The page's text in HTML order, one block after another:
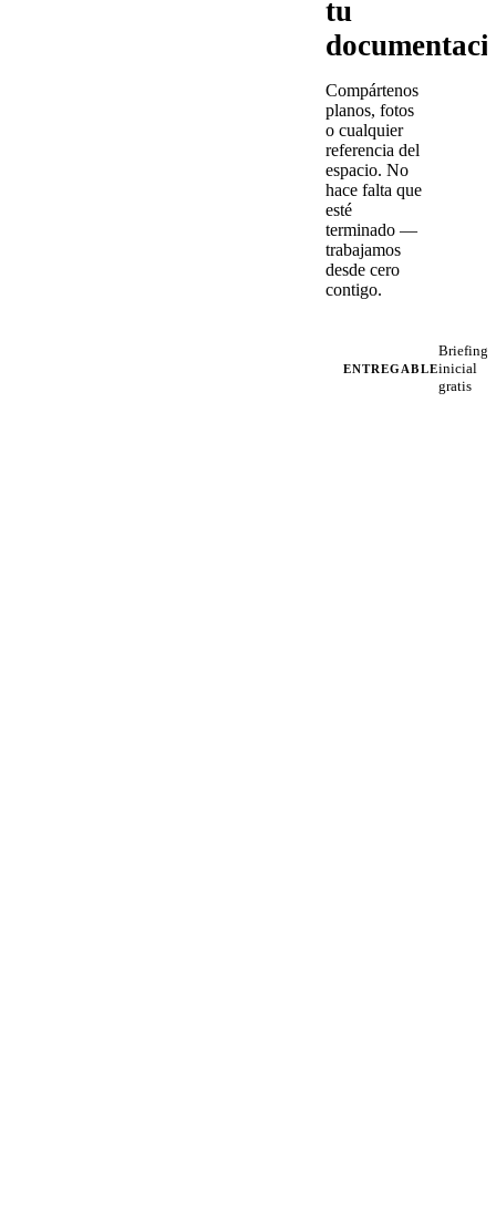
tu
Compártenos
planos, fotos
o cualquier
referencia del
espacio. No
hace falta que
esté
terminado —
trabajamos
desde cero
contigo.
ENTREGABLE
Briefing
inicial
gratis